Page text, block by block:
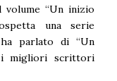
“Un inizio
una serie
parlato di “Un
i migliori scrittori